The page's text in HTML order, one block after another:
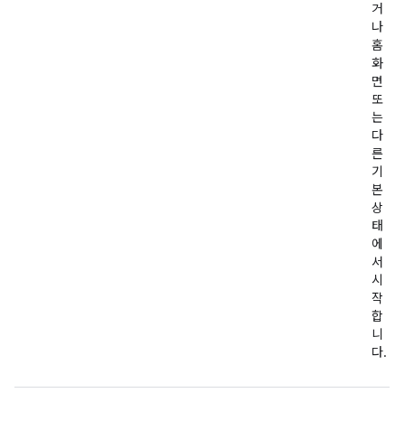
거
나
홈
화
면
또
는
다
른
기
본
상
태
에
서
시
작
합
니
다.